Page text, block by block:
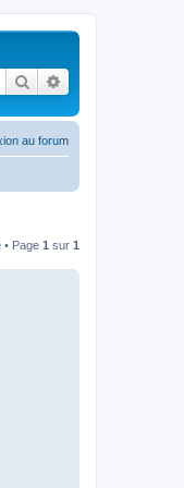
Rechercher
au forum
• Page 1 sur 1